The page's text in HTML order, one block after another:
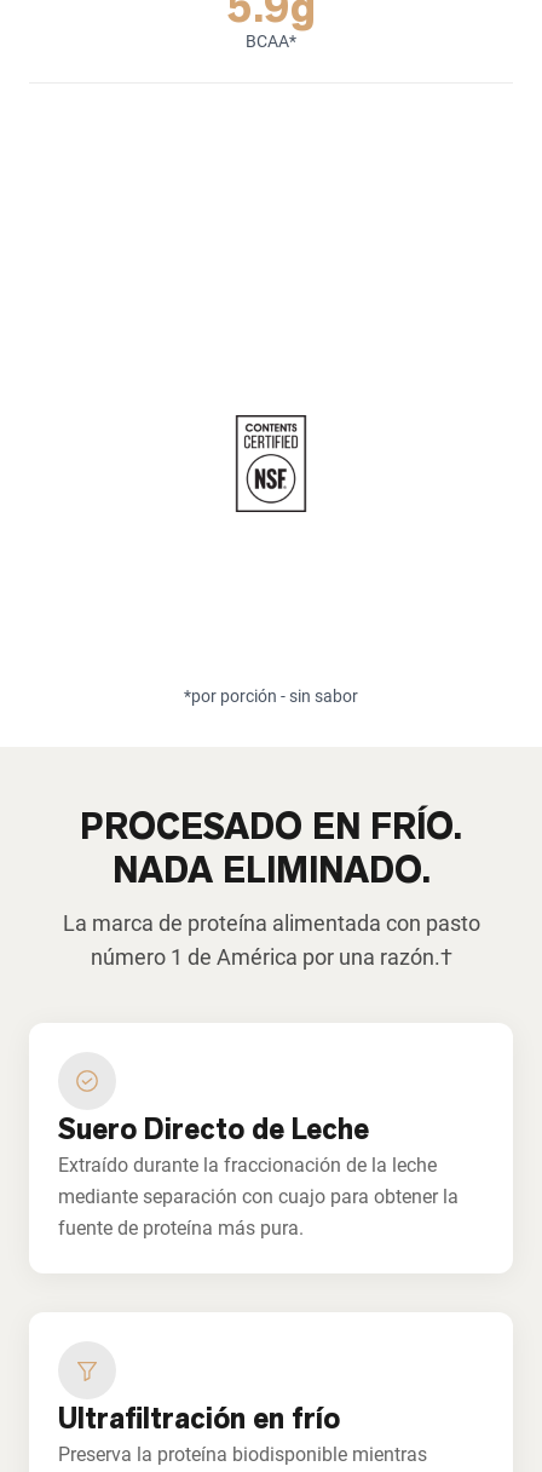
BCAA*
*por porción - sin sabor
PROCESADO EN FRÍO.
NADA ELIMINADO.
La marca de proteína alimentada con pasto
número 1 de América por una razón.†
Suero Directo de Leche
Extraído durante la fraccionación de la leche
mediante separación con cuajo para obtener la
fuente de proteína más pura.
Ultrafiltración en frío
Preserva la proteína biodisponible mientras